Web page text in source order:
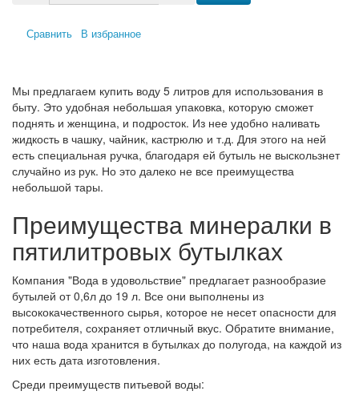
Сравнить В избранное
Мы предлагаем купить воду 5 литров для использования в
быту. Это удобная небольшая упаковка, которую сможет
поднять и женщина, и подросток. Из нее удобно наливать
жидкость в чашку, чайник, кастрюлю и т.д. Для этого на ней
есть специальная ручка, благодаря ей бутыль не выскользнет
случайно из рук. Но это далеко не все преимущества
небольшой тары.
Преимущества минералки в
пятилитровых бутылках
Компания "Вода в удовольствие" предлагает разнообразие
бутылей от 0,6л до 19 л. Все они выполнены из
высококачественного сырья, которое не несет опасности для
потребителя, сохраняет отличный вкус. Обратите внимание,
что наша вода хранится в бутылках до полугода, на каждой из
них есть дата изготовления.
Среди преимуществ питьевой воды: